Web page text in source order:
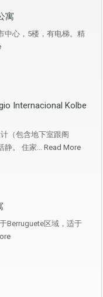
寓
中心，5楼，有电梯。精
Internacional Kolbe
（包含地下室跟阁
静。 住家... Read More
Berruguete区域，适于